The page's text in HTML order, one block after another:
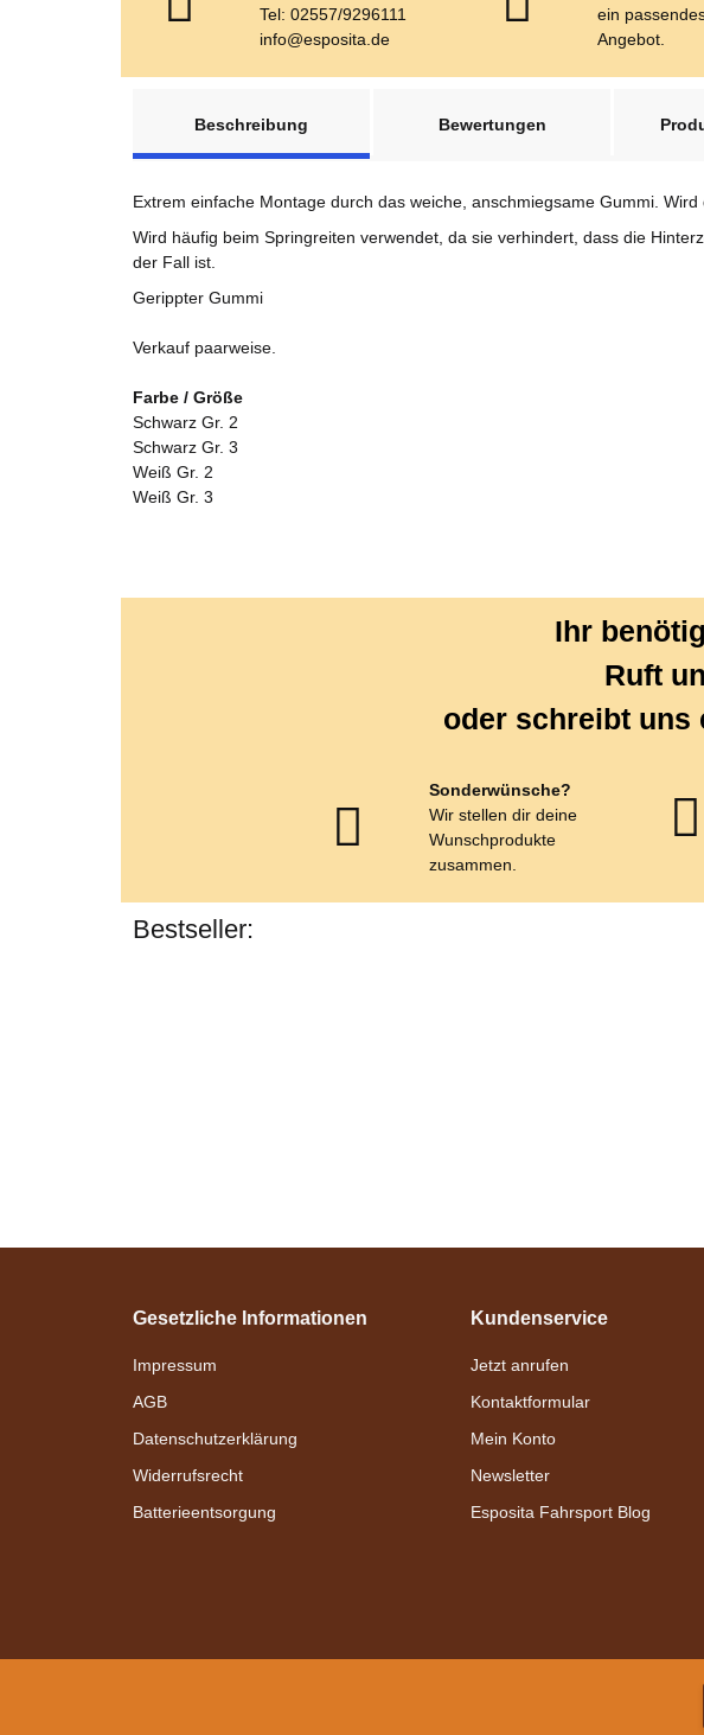
Tel: 02557/9296111
info@esposita.de
ein
Angebot.
Beschreibung
Bewertungen
Extrem einfache Montage durch das weiche, anschmiegsame Gummi. Wird
Wird häufig beim Springreiten verwendet, da sie verhindert, dass die
der Fall ist.
Gerippter Gummi
Verkauf paarweise.
Farbe / Größe
Schwarz Gr. 2
Schwarz Gr. 3
Weiß Gr. 2
Weiß Gr. 3
Ihr
Ruft
oder schreibt uns
Sonderwünsche?
Wir stellen dir deine
Wunschprodukte
zusammen.
Bestseller:
Bestseller
Gesetzliche Informationen
Impressum
AGB
Datenschutzerklärung
Widerrufsrecht
Batterieentsorgung
Kundenservice
Jetzt anrufen
Kontaktformular
Mein Konto
Newsletter
Esposita Fahrsport Blog